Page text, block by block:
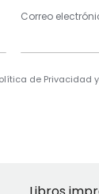
Correo
de Privacidad